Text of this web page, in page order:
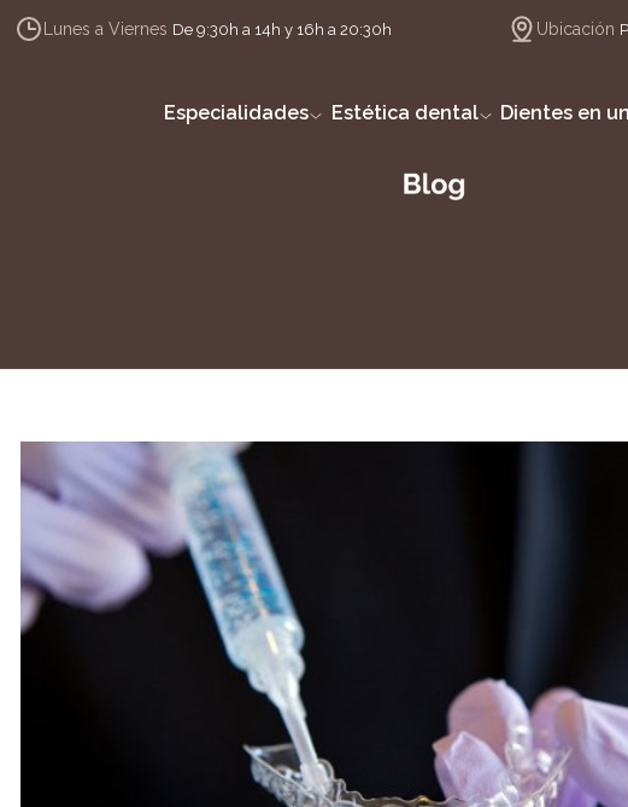
Lunes a Viernes De 9:30h a 14h y 16h a 20:30h Ubicación
Especialidades Estética dental Dientes en